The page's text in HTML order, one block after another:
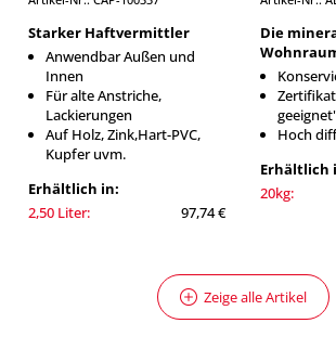
Starker Haftvermittler
Anwendbar Außen und
Innen
Für alte Anstriche,
Lackierungen
Auf Holz, Zink,Hart-PVC,
Kupfer uvm.
Erhältlich in:
2,50 Liter:
97,74 €
Die
Hoch
Erhältlich
20kg:
Zeige alle Artikel